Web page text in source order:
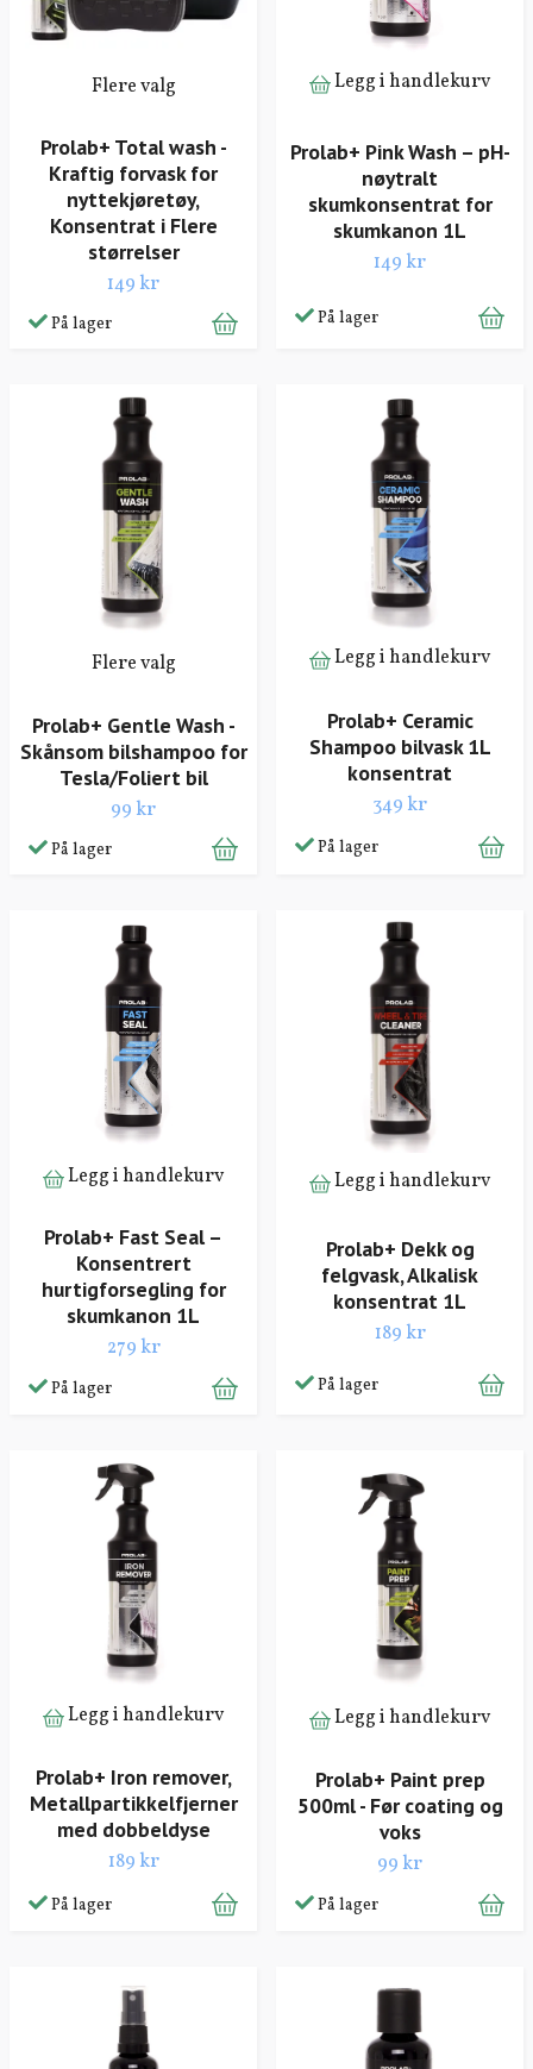
Flere valg
Prolab+ Total wash -
Kraftig forvask for
nyttekjøretøy,
Konsentrat i Flere
størrelser
149 kr
På lager
Legg i handlekurv
Prolab+ Pink Wash – pH-
nøytralt
skumkonsentrat for
skumkanon 1L
149 kr
På lager
Flere valg
Prolab+ Gentle Wash -
Skånsom bilshampoo for
Tesla/Foliert bil
99 kr
På lager
Legg i handlekurv
Prolab+ Ceramic
Shampoo bilvask 1L
konsentrat
349 kr
På lager
Legg i handlekurv
Prolab+ Fast Seal –
Konsentrert
hurtigforsegling for
skumkanon 1L
279 kr
På lager
Legg i handlekurv
Prolab+ Dekk og
felgvask, Alkalisk
konsentrat 1L
189 kr
På lager
Legg i handlekurv
Prolab+ Iron remover,
Metallpartikkelfjerner
med dobbeldyse
189 kr
På lager
Legg i handlekurv
Prolab+ Paint prep
500ml - Før coating og
voks
99 kr
På lager